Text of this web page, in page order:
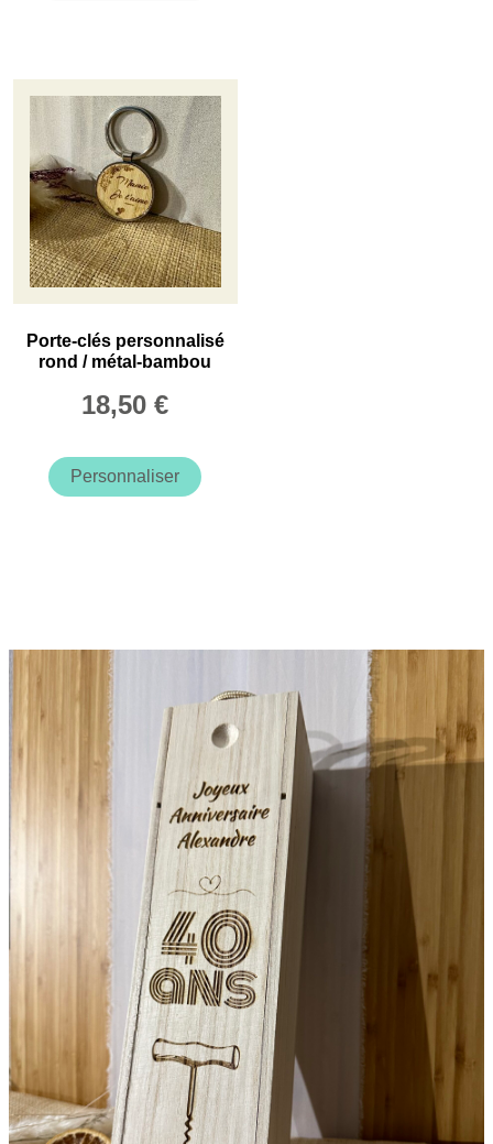
Les
options
peuvent
être
choisies
sur
la
page
du
Porte-clés personnalisé
rond / métal-bambou
18,50€
Personnaliser